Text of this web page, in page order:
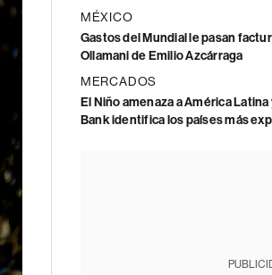
MÉXICO
Gastos del Mundial le pasan
Ollamani de Emilio Azcárraga
MERCADOS
El Niño amenaza a América
Bank identifica los países más